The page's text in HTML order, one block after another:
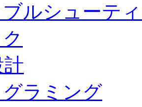
ブルシューテ
ラミング